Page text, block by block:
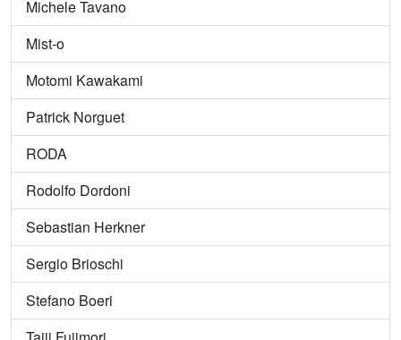
Michele Tavano
Mist-o
Motomi Kawakami
Patrick Norguet
RODA
Rodolfo Dordoni
Sebastian Herkner
Sergio Brioschi
Stefano Boeri